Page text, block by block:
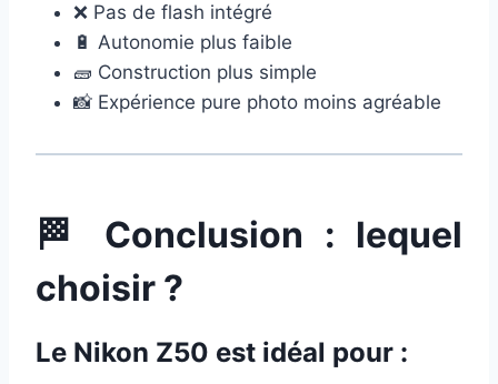
❌ Pas de flash intégré
🔋 Autonomie plus faible
🧱 Construction plus simple
📸 Expérience pure photo moins agréable
🏁 Conclusion : lequel
choisir ?
Le Nikon Z50 est idéal pour :